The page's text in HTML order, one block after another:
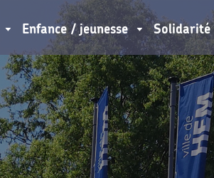
Enfance / jeunesse Solidarité